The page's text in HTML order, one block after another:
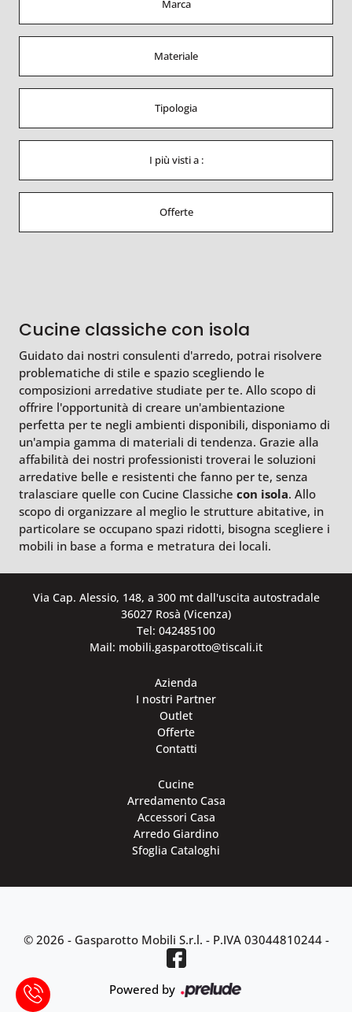
Marca
Materiale
Tipologia
I più visti a :
Offerte
Cucine classiche con isola
Guidato dai nostri consulenti d'arredo, potrai risolvere
problematiche di stile e spazio scegliendo le
composizioni arredative studiate per te. Allo scopo di
offrire l'opportunità di creare un'ambientazione
perfetta per te negli ambienti disponibili, disponiamo di
un'ampia gamma di materiali di tendenza. Grazie alla
affabilità dei nostri professionisti troverai le soluzioni
arredative belle e resistenti che fanno per te, senza
tralasciare quelle con Cucine Classiche con isola. Allo
scopo di organizzare al meglio le strutture abitative, in
particolare se occupano spazi ridotti, bisogna scegliere i
mobili in base a forma e metratura dei locali.
Via Cap. Alessio, 148, a 300 mt dall'uscita autostradale
36027 Rosà (Vicenza)
Tel: 042485100
Mail: mobili.gasparotto@tiscali.it
Azienda
I nostri Partner
Outlet
Offerte
Contatti
Cucine
Arredamento Casa
Accessori Casa
Arredo Giardino
Sfoglia Cataloghi
© 2026 - Gasparotto Mobili S.r.l. - P.IVA 03044810244-
Powered by